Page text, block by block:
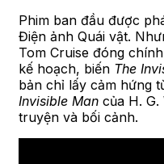
Phim ban đầu được
Điện ảnh Quái vật.
Tom Cruise đóng
kế hoạch, biến The
bản chỉ lấy cảm hứng
Invisible Man của H.
truyện và bối cảnh.